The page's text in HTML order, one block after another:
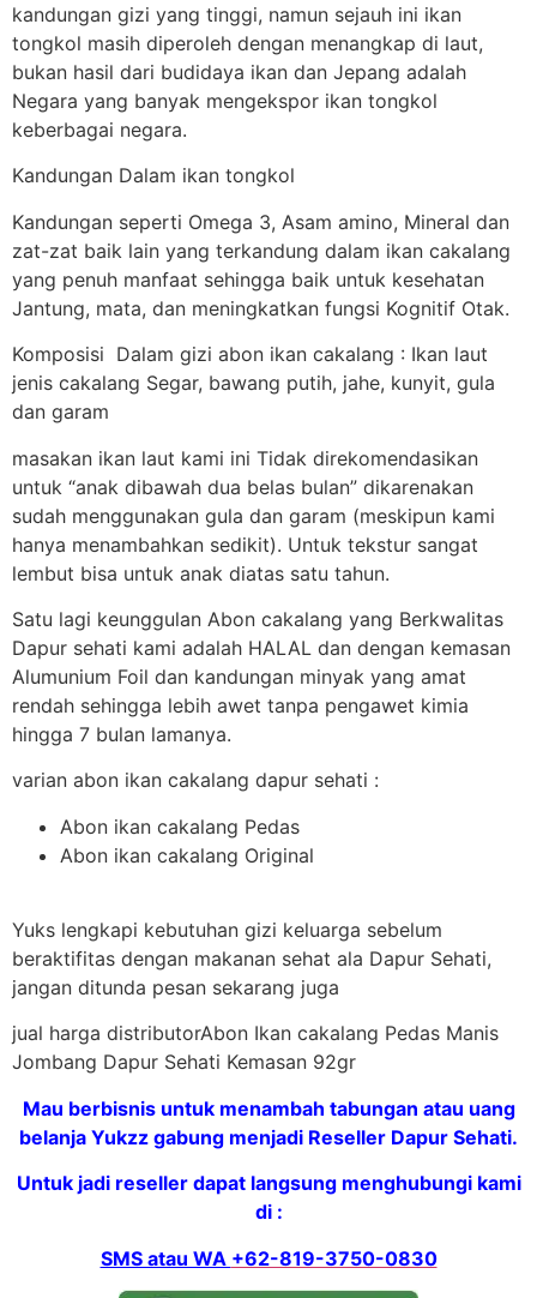
kandungan gizi yang tinggi, namun sejauh ini ikan
tongkol masih diperoleh dengan menangkap di laut,
bukan hasil dari budidaya ikan dan Jepang adalah
Negara yang banyak mengekspor ikan tongkol
keberbagai negara.
Kandungan Dalam ikan tongkol
Kandungan seperti Omega 3, Asam amino, Mineral dan
zat-zat baik lain yang terkandung dalam ikan cakalang
yang penuh manfaat sehingga baik untuk kesehatan
Jantung, mata, dan meningkatkan fungsi Kognitif Otak.
Komposisi Dalam gizi abon ikan cakalang : Ikan laut
jenis cakalang Segar, bawang putih, jahe, kunyit, gula
dan garam
masakan ikan laut kami ini Tidak direkomendasikan
untuk “anak dibawah dua belas bulan” dikarenakan
sudah menggunakan gula dan garam (meskipun kami
hanya menambahkan sedikit). Untuk tekstur sangat
lembut bisa untuk anak diatas satu tahun.
Satu lagi keunggulan Abon cakalang yang Berkwalitas
Dapur sehati kami adalah HALAL dan dengan kemasan
Alumunium Foil dan kandungan minyak yang amat
rendah sehingga lebih awet tanpa pengawet kimia
hingga 7 bulan lamanya.
varian abon ikan cakalang dapur sehati :
Abon ikan cakalang Pedas
Abon ikan cakalang Original
Yuks lengkapi kebutuhan gizi keluarga sebelum
beraktifitas dengan makanan sehat ala Dapur Sehati,
jangan ditunda pesan sekarang juga
jual harga distributorAbon Ikan cakalang Pedas Manis
Jombang Dapur Sehati Kemasan 92gr
Mau berbisnis untuk menambah tabungan atau uang
belanja Yukzz gabung menjadi Reseller Dapur Sehati.
Untuk jadi reseller dapat langsung menghubungi kami
di :
SMS atau WA +62-819-3750-0830